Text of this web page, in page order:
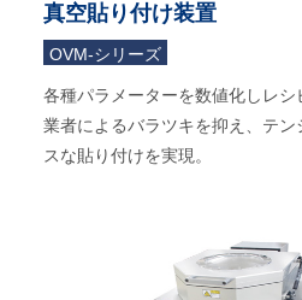
真空貼り付け装置
OVM-シリーズ
各種パラメーターを数値化しレ
業者によるバラツキを抑え、テン
スな貼り付けを実現。